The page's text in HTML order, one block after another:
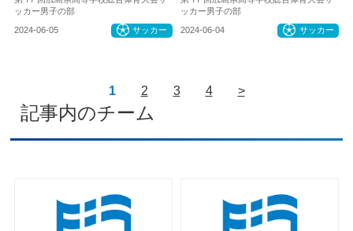
ッカー男子の部
2024-06-05 サッカー
ッカー男子の部
2024-06-04 サッカー
1 2 3 4 >
記事内のチーム